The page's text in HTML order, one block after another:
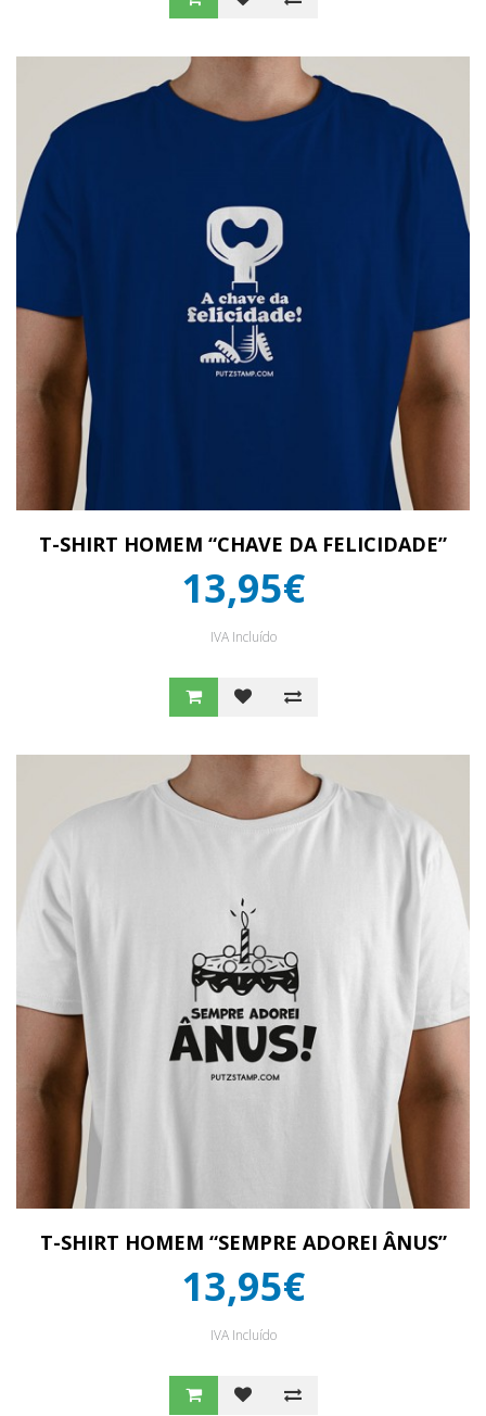
T-SHIRT HOMEM “CHAVE DA FELICIDADE”
13,95€
IVA Incluído
T-SHIRT HOMEM “SEMPRE ADOREI ÂNUS”
13,95€
IVA Incluído